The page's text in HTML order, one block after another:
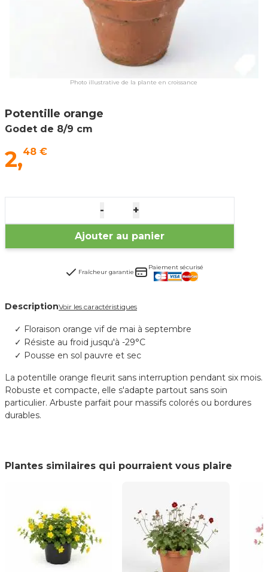
Photo illustrative de la plante en croissance
Potentille orange
Godet de 8/9 cm
2,48 €
- +
Ajouter au panier
Fraîcheur garantie
Paiement sécurisé
DescriptionVoir les caractéristiques
Floraison orange vif de mai à septembre
Résiste au froid jusqu'à -29°C
Pousse en sol pauvre et sec
La potentille orange fleurit sans interruption pendant six mois.
Robuste et compacte, elle s'adapte partout sans soin
particulier. Arbuste parfait pour massifs colorés ou bordures
durables.
Plantes similaires qui pourraient vous plaire